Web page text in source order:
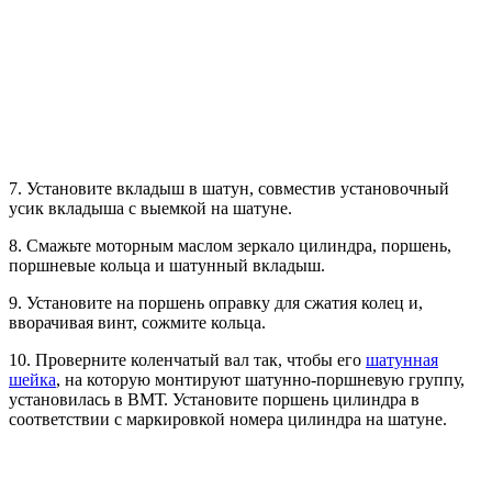
7. Установите вкладыш в шатун, совместив установочный
усик вкладыша с выемкой на шатуне.
8. Смажьте моторным маслом зеркало цилиндра, поршень,
поршневые кольца и шатунный вкладыш.
9. Установите на поршень оправку для сжатия колец и,
вворачивая винт, сожмите кольца.
10. Проверните коленчатый вал так, чтобы его шатунная
шейка, на которую монтируют шатунно-поршневую группу,
установилась в ВМТ. Установите поршень цилиндра в
соответствии с маркировкой номера цилиндра на шатуне.